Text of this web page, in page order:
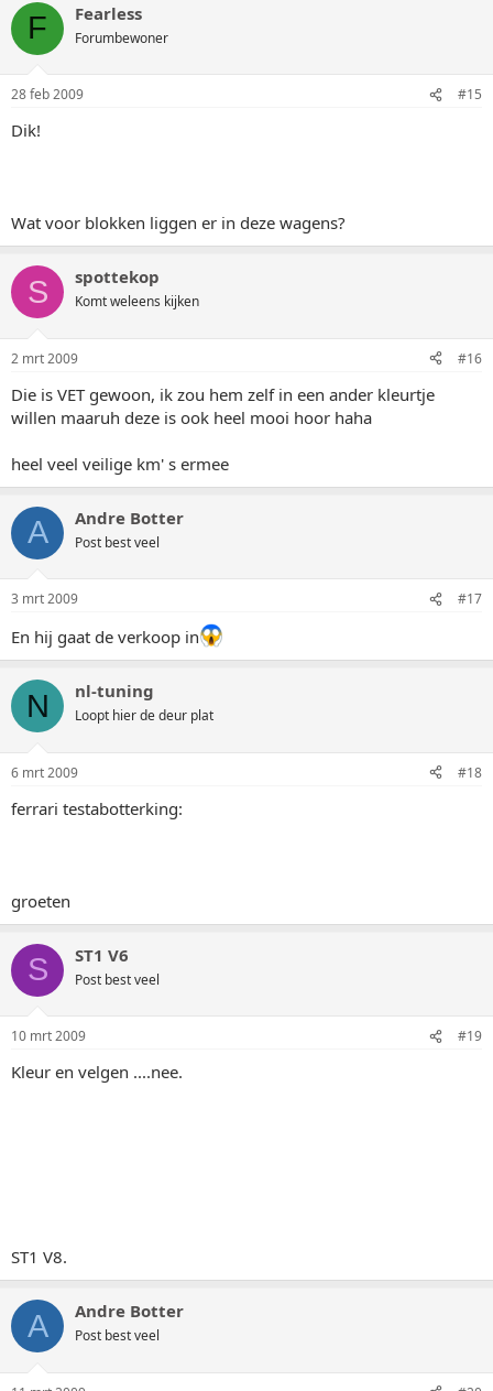
F Fearless
Forumbewoner
28 feb 2009 #15
Dik!
Wat voor blokken liggen er in deze wagens?
S spottekop
Komt weleens kijken
2 mrt 2009 #16
Die is VET gewoon, ik zou hem zelf in een ander kleurtje
willen maaruh deze is ook heel mooi hoor haha
heel veel veilige km' s ermee
A Andre Botter
Post best veel
3 mrt 2009 #17
En hij gaat de verkoop in
N nl-tuning
Loopt hier de deur plat
6 mrt 2009 #18
ferrari testabotterking:
groeten
S ST1 V6
Post best veel
10 mrt 2009 #19
Kleur en velgen ....nee.
ST1 V8.
A Andre Botter
Post best veel